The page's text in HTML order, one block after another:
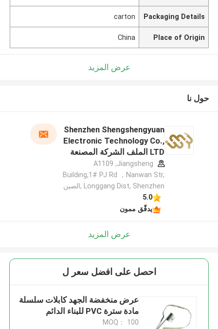
Packaging Details
carton
Place of Origin
China
عرض المزيد
حول نا
Shenzhen Shengshengyuan
Electronic Technology Co.,
LTD الملف الشركة المصنعة
A1109 ,Jiangsheng
Building,1# PJ Rd ，Nanwan Str,
Longgang Dist, Shenzhen ,الصين
5.0
يدقّق ممون
عرض المزيد
احصل على افضل سعر ل
عرض منخفضة الجهد كابلات سلسلة
مادة سترة PVC للبناء الدائم
MOQ： 100